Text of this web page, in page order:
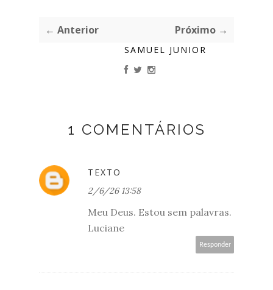
← Anterior Próximo →
SAMUEL JUNIOR
1 COMENTÁRIOS
TEXTO
2/6/26 13:58
Meu Deus. Estou sem palavras.
Luciane
Responder